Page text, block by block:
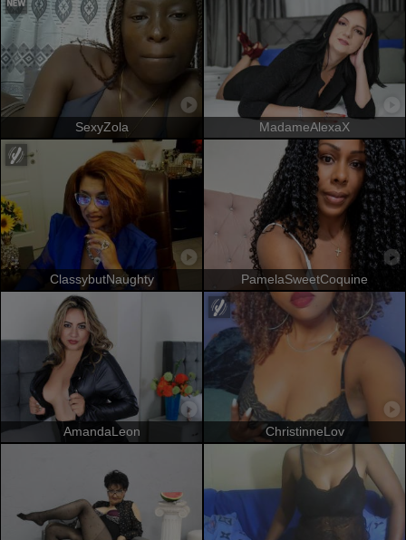
SexyZola MadameAlexaX
ClassybutNaughty PamelaSweetCoquine
AmandaLeon ChristinneLov